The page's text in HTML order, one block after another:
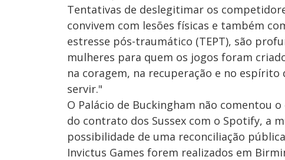
Tentativas de deslegitimar os
convivem com lesões físicas e também
estresse pós-traumático (TEPT), são
mulheres para quem os jogos foram
na coragem, na recuperação e no espírito
servir."
O Palácio de Buckingham não comentou
do contrato dos Sussex com o Spotify, a
possibilidade de uma reconciliação
Invictus Games forem realizados em